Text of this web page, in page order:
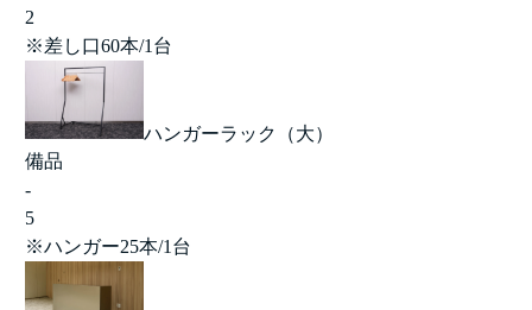
2
※差し口60本/1台
ハンガーラック（大）
備品
-
5
※ハンガー25本/1台